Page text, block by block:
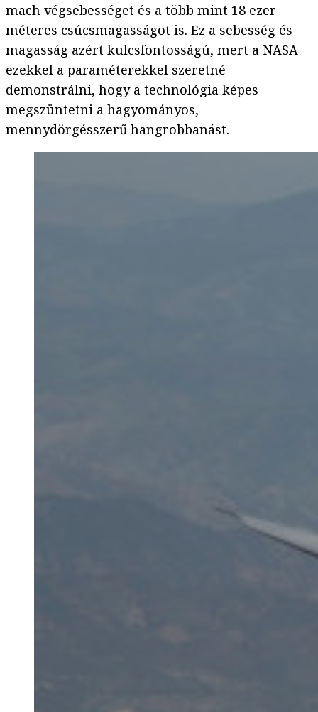
mach végsebességet és a több mint 18 ezer
méteres csúcsmagasságot is. Ez a sebesség és
magasság azért kulcsfontosságú, mert a NASA
ezekkel a paraméterekkel szeretné
demonstrálni, hogy a technológia képes
megszüntetni a hagyományos,
mennydörgésszerű hangrobbanást.